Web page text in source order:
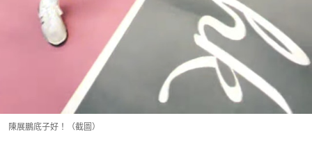
陳展鵬底子好！（截圖）